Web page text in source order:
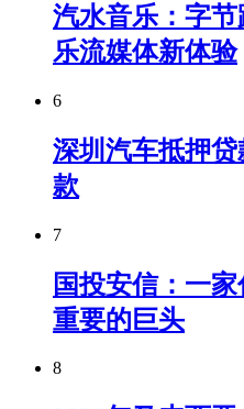
汽水音乐：字
乐流媒体新体验
6
深圳汽车抵押
款
7
国投安信：一
重要的巨头
8